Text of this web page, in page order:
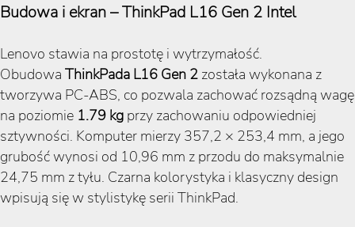
Budowa i ekran – ThinkPad L16 Gen 2 Intel
Lenovo stawia na prostotę i wytrzymałość.
Obudowa ThinkPada L16 Gen 2 została wykonana z
tworzywa PC-ABS, co pozwala zachować rozsądną wagę
na poziomie 1.79 kg przy zachowaniu odpowiedniej
sztywności. Komputer mierzy 357,2 × 253,4 mm, a jego
grubość wynosi od 10,96 mm z przodu do maksymalnie
24,75 mm z tyłu. Czarna kolorystyka i klasyczny design
wpisują się w stylistykę serii ThinkPad.